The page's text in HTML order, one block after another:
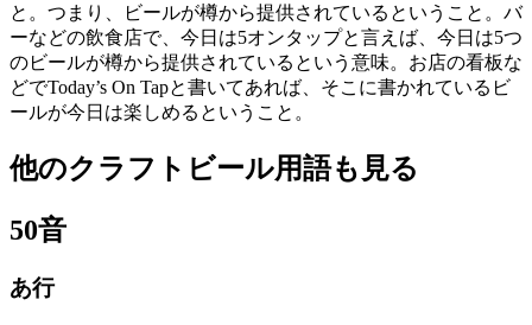
と。つまり、ビールが樽から提供されているということ。バ
ーなどの飲食店で、今日は5オンタップと言えば、今日は5つ
のビールが樽から提供されているという意味。お店の看板な
どでToday’s On Tapと書いてあれば、そこに書かれているビ
ールが今日は楽しめるということ。
他のクラフトビール用語も見る
50音
あ行